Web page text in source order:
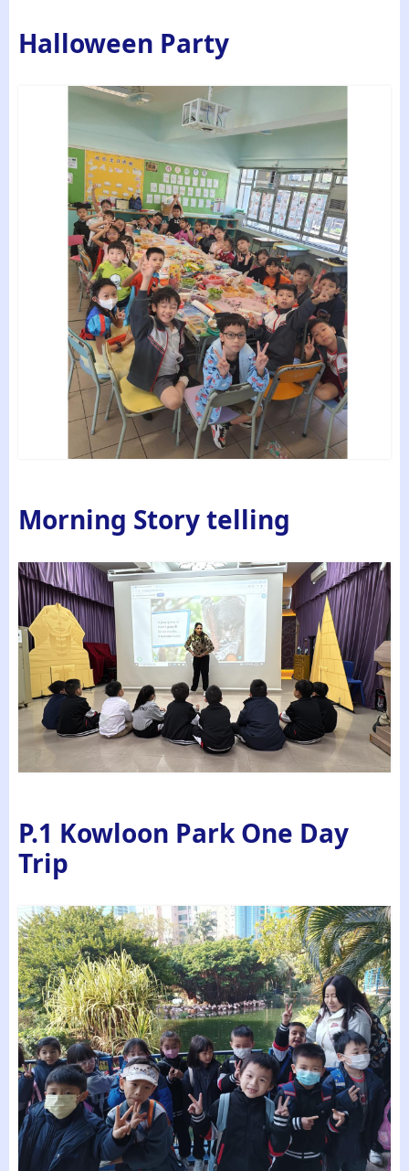
Halloween Party
Morning Story telling
P.1 Kowloon Park One Day
Trip